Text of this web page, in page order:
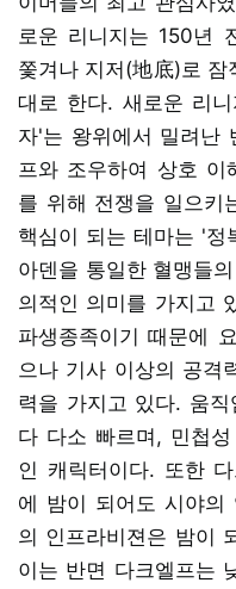
로운 리니지는 150년
쫓겨나 지저(地底)로
대로 한다. 새로운 리
자'는 왕위에서 밀려난
프와 조우하여 상호 이
를 위해 전쟁을 일으키
핵심이 되는 테마는 '정
아덴을 통일한 혈맹들
의적인 의미를 가지고
파생종족이기 때문에
으나 기사 이상의 공격
력을 가지고 있다. 움
다 다소 빠르며, 민첩
인 캐릭터이다. 또한
에 밤이 되어도 시야의
의 인프라비젼은 밤이
이는 반면 다크엘프는